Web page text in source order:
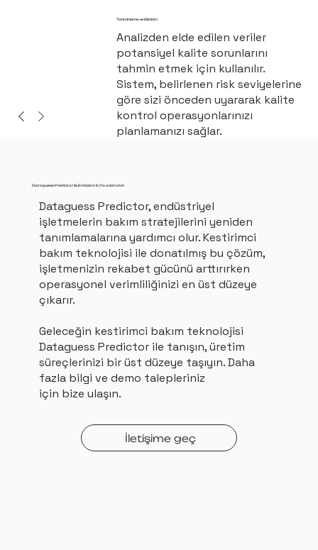
Tahminleme ve Bildirim
Analizden elde edilen veriler
potansiyel kalite sorunlarını
tahmin etmek için kullanılır.
Sistem, belirlenen risk seviyelerine
göre sizi önceden uyararak kalite
kontrol operasyonlarınızı
planlamanızı sağlar.
Dataguess Predictor ile Endüstri 4.0'a adım atın
Dataguess Predictor, endüstriyel
işletmelerin bakım stratejilerini yeniden
tanımlamalarına yardımcı olur. Kestirimci
bakım teknolojisi ile donatılmış bu çözüm,
işletmenizin rekabet gücünü arttırırken
operasyonel verimliliğinizi en üst düzeye
çıkarır.
Geleceğin kestirimci bakım teknolojisi
Dataguess Predictor ile tanışın, üretim
süreçlerinizi bir üst düzeye taşıyın. Daha
fazla bilgi ve demo talepleriniz
için bize ulaşın.
İletişime geç